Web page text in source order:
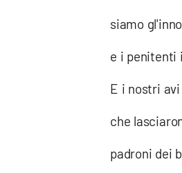
siamo
e i penitenti
E i nostri
che
padroni dei